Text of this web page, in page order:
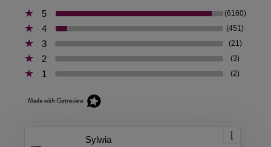
5
(6160)
4 (451)
3 (21)
2 (3)
1 (2)
Sylwia